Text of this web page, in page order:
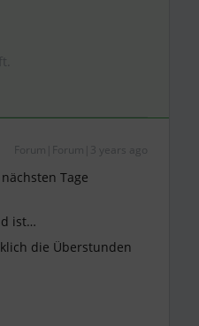
Forum|Forum|3 years ago
Tage
ist…
die Überstunden